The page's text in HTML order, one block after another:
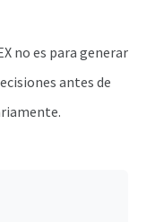
no es para generar
antes de